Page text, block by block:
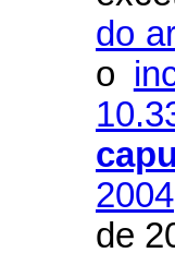
do
o
2004
de